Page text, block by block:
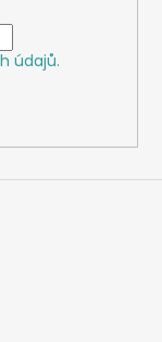
údajů.